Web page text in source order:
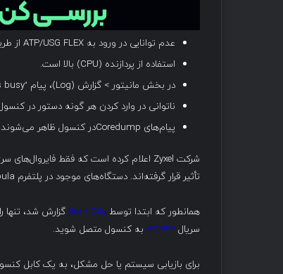
عدم توانایی در ورود به ATP/USG FLEX از طریق رابط کاربری وب: خطای ۵۰۴ Gateway Timeout.
استفاده از پردازنده (CPU) بالا است.
در بخش مانیتور > گزارش (Log)، پیام ‘ZySH daemon is busy’ ظاهر شد.
ناتوانی در وارد کردن هر گونه دستور در
پیام‌های Coredumpدر کنسول ظاهر می‌شوند.
تأثیر قرار گرفته‌اند. دستگاه‌های موجود در پلتفرم Nebula یا سری USG FLEX H (سیستم‌عامل uOS) تحت تأثیر قرار نگرفته‌اند.
همانطور که ابتدا توسط Born City گزارش شد، تنها
سریال RS232 به کنسول متصل شوید.
برای بازیابی سیستم یا حل مشکل، به یک کابل